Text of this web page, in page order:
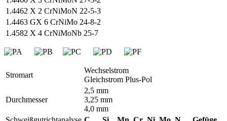
1.4462 X 2 CrNiMoN 22-5-3
1.4463 GX 6 CrNiMo 24-8-2
1.4582 X 4 CrNiMoNb 25-7
Stromart
Wechselstrom
Gleichstrom Plus-Pol
Durchmesser
2,5 mm
3,25 mm
4,0 mm